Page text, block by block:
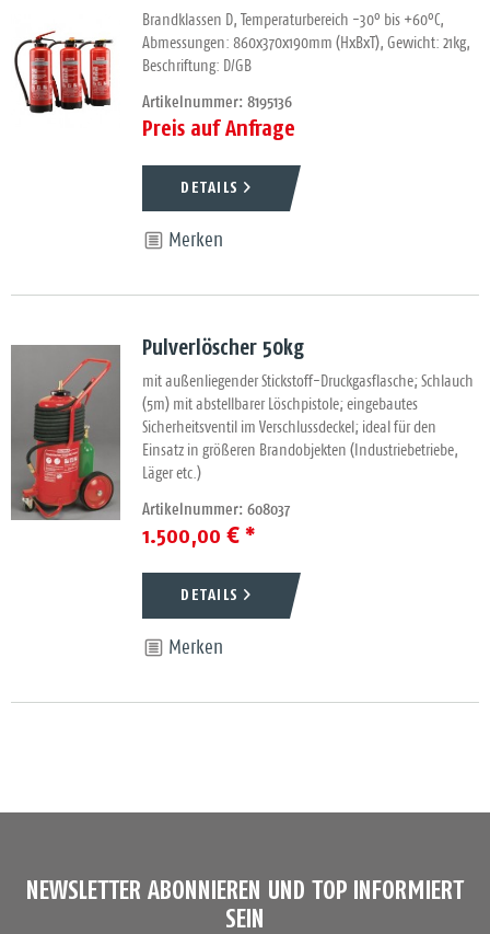
Brandklassen D, Temperaturbereich -30° bis +60°C,
Abmessungen: 860x370x190mm (HxBxT), Gewicht: 21kg,
Beschriftung: D/GB
Artikelnummer: 8195136
Preis auf Anfrage
DETAILS
Merken
Pulverlöscher 50kg
mit außenliegender Stickstoff-Druckgasflasche; Schlauch
(5m) mit abstellbarer Löschpistole; eingebautes
Sicherheitsventil im Verschlussdeckel; ideal für den
Einsatz in größeren Brandobjekten (Industriebetriebe,
Läger etc.)
Artikelnummer: 608037
1.500,00 € *
DETAILS
Merken
NEWSLETTER ABONNIEREN UND TOP INFORMIERT
SEIN